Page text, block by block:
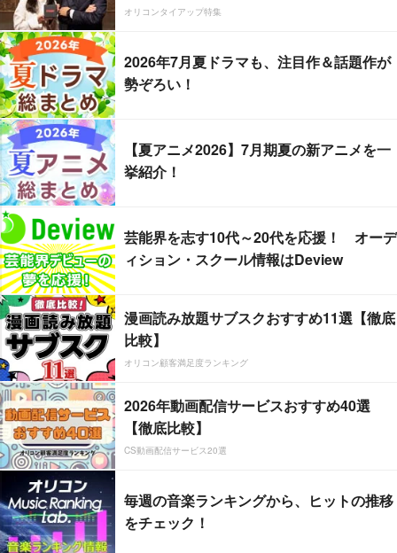
オリコンタイアップ特集
2026年7月夏ドラマも、注目作＆話題作が
勢ぞろい！
【夏アニメ2026】7月期夏の新アニメを一
挙紹介！
芸能界を志す10代～20代を応援！ オーデ
ィション・スクール情報はDeview
漫画読み放題サブスクおすすめ11選【徹底
比較】
オリコン顧客満足度ランキング
2026年動画配信サービスおすすめ40選
【徹底比較】
CS動画配信サービス20選
毎週の音楽ランキングから、ヒットの推移
をチェック！